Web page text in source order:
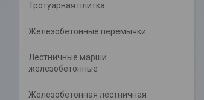
Тротуарная плитка
Железобетонные перемычки
Лестничные марши
железобетонные
Железобетонная лестничная